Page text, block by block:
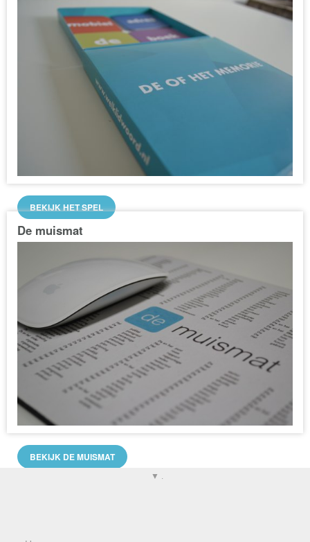
BEKIJK HET SPEL
De muismat
BEKIJK DE MUISMAT
▼ .